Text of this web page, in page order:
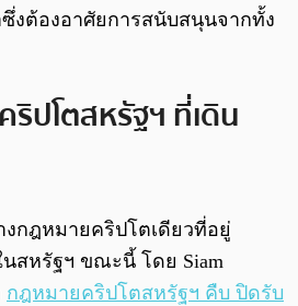
งต้องอาศัยการสนับสนุนจากทั้ง
ปโตสหรัฐฯ ที่เดิน
งกฎหมายคริปโตเดียวที่อยู่
สหรัฐฯ ขณะนี้ โดย Siam
กฎหมายคริปโตสหรัฐฯ คืบ ปิดรับ